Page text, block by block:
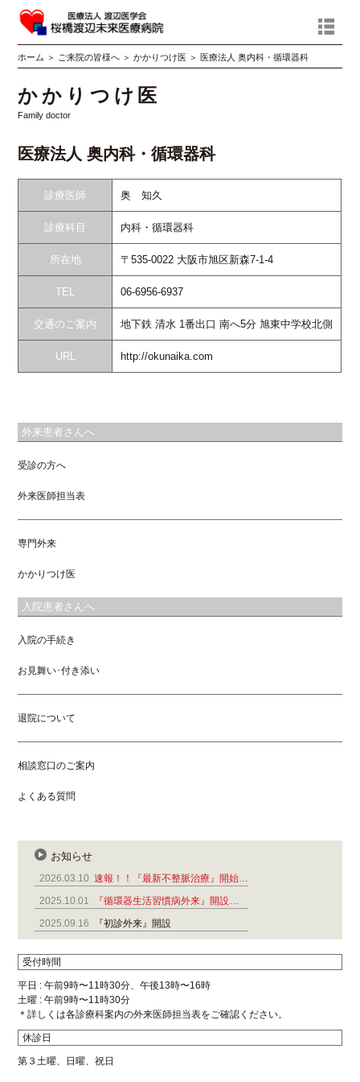
ホーム ＞ ご来院の皆様へ ＞かかりつけ医 ＞ 医療法人 奥内科・循環器科
かかりつけ医
Family doctor
医療法人 奥内科・循環器科
診療医師 奥 知久
診療科目 内科・循環器科
所在地 〒535-0022 大阪市旭区新森7-1-4
TEL 06-6956-6937
交通のご案内 地下鉄 清水 1番出口 南へ5分 旭東中学校北側
URL http://okunaika.com
外来患者さんへ
受診の方へ
外来医師担当表
専門外来
かかりつけ医
入院患者さんへ
入院の手続き
お見舞い･付き添い
退院について
相談窓口のご案内
よくある質問
お知らせ
2026.03.10 速報！！『最新不整脈治療』開始…
2025.10.01
『循環器生活習慣病外来』開設…
2025.09.16
『初診外来』開設
受付時間
平日 : 午前9時〜11時30分、午後13時〜16時
土曜 : 午前9時〜11時30分
＊詳しくは各診療科案内の外来医師担当表をご確認ください。
休診日
第３土曜、日曜、祝日